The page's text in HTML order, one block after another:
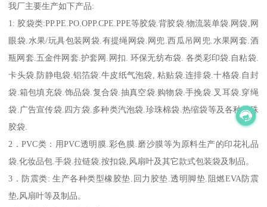
我厂主要生产如下产品:
1: 胶袋类:PP.PE.PO.OPP.CPE.PPE等胶袋.背胶袋.物流装单袋.网袋,网
眼袋.水果/玩具包装网袋.有提绳网袋.网兜.西瓜吊网兜.水果网套.酒
瓶网套.五金件网套.护套网.网扣. 环保无纺布袋. 各类彩印袋.自粘袋.
卡头袋.防静电袋.铝箔袋.牛皮纸气泡袋, 粘贴袋.连排袋.十格袋.自封
袋.箱包填充袋.饰品袋.复合袋.抽真空袋.购物袋.手挽袋.叉耳袋.穿绳
袋.广告宣传袋.四方袋.多种类汽泡袋.珍珠棉袋.热缩袋等及各种特殊
胶袋.
2．PVC类：用PVC透明膜.彩色膜.磨沙膜等为原料生产的印花礼品
袋.化妆品包.手袋.拉链袋.按扣袋,风扇叶及其它款式包装袋及制品。
3．防震类: 生产各种类型橡胶垫.回力胶垫.透明脚垫.阻燃EVA防震
垫,风扇叶等及制品。